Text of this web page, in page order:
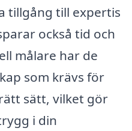
tillgång till expertis
också tid och
målare har de
som krävs för
sätt, vilket gör
i din